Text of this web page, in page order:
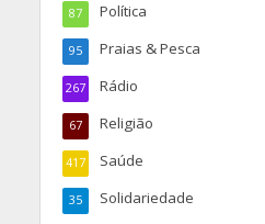
Política
87
Praias & Pesca
95
Rádio
267
Religião
67
Saúde
417
Solidariedade
35